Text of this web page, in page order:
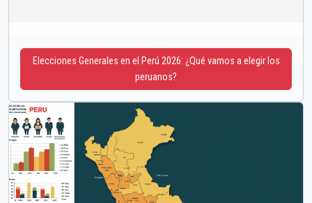
Elecciones Generales en el Perú 2026: ¿Qué vamos a elegir los
peruanos?